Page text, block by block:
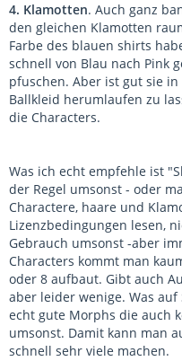
4. Klamotten. Auch ganz
den gleichen Klamotten
Farbe des blauen shirts
schnell von Blau nach Pink
pfuschen. Aber ist gut sie
Ballkleid herumlaufen zu
die Characters.
Was ich echt empfehle ist
der Regel umsonst - oder
Charactere, haare und
Lizenzbedingungen lesen,
Gebrauch umsonst -aber
Characters kommt man
oder 8 aufbaut. Gibt auch
aber leider wenige. Was
echt gute Morphs die auch
umsonst. Damit kann man
schnell sehr viele machen.